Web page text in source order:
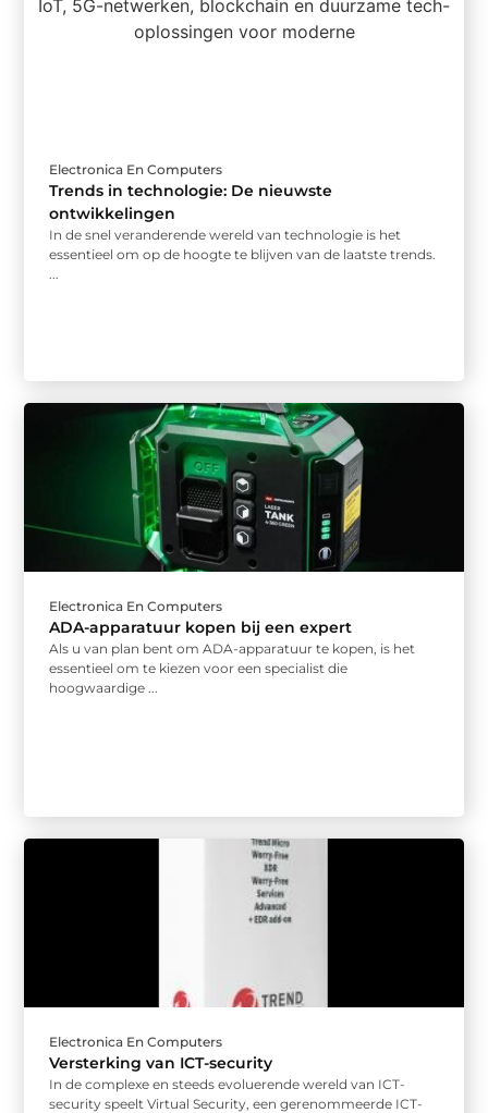
Electronica En Computers
Trends in technologie: De nieuwste
ontwikkelingen
In de snel veranderende wereld van technologie is het
essentieel om op de hoogte te blijven van de laatste trends.
...
Electronica En Computers
ADA-apparatuur kopen bij een expert
Als u van plan bent om ADA-apparatuur te kopen, is het
essentieel om te kiezen voor een specialist die
hoogwaardige ...
Electronica En Computers
Versterking van ICT-security
In de complexe en steeds evoluerende wereld van ICT-
security speelt Virtual Security, een gerenommeerde ICT-